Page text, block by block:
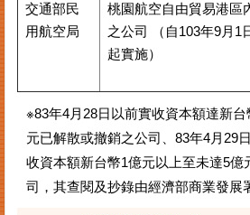
交通部民
用航空局
桃園航空自由貿易港區
之公司 （自103年9月1
起實施）
※83年4月28日以前實收資本額達新
元已解散或撤銷之公司、83年4月29
收資本額新台幣1億元以上至未達5億
司，其查閱及抄錄由經濟部商業發展